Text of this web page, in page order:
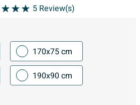
5 Review(s)
170x75 cm
190x90 cm